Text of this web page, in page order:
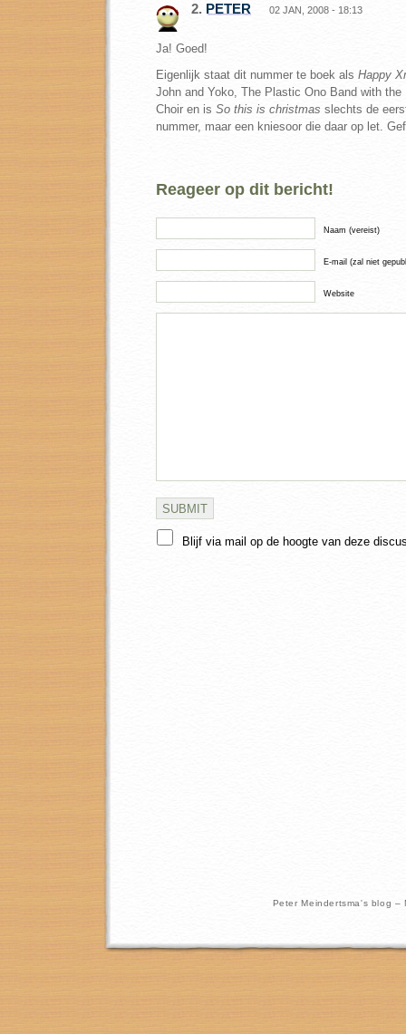
2. PETER 02 JAN, 2008 - 18:13
Ja! Goed!
Eigenlijk staat dit nummer te boek als Happy
John and Yoko, The Plastic Ono Band with the
Choir en is So this is christmas slechts de
nummer, maar een kniesoor die daar op let.
Reageer op dit bericht!
Naam (vereist)
E-mail (zal niet
Website
Blijf via mail op de hoogte van deze
Peter Meindertsma's blog